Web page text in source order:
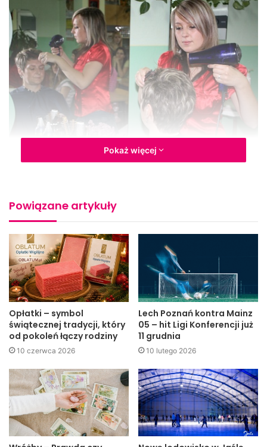
i
l
Fryzjerskiej, gdzie przy kawie i torcie, wykonanym w
Szkolnej Pracowni Cukierniczej oczekiwały na wykonanie
pięknych i twarzowych fryzur. Czas umilały sobie rozmową
z dyrektorkami ZS nr 2 w Jaśle panią mgr Renatą Skórką i
mgr Teresą Szczudło i wspominaniem szkolnych lat.
Pokaż więcej
Powiązane artykuły
Opłatki – symbol
świątecznej tradycji, który
od pokoleń łączy rodziny
10 czerwca 2026
Lech Poznań kontra Mainz
05 – hit Ligi Konferencji już
11 grudnia
10 lutego 2026